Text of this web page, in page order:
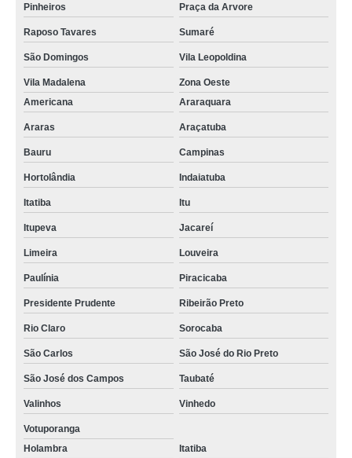
Pinheiros Praça da Arvore
Raposo Tavares Sumaré
São Domingos Vila Leopoldina
Vila Madalena
Zona Oeste
Americana
Araraquara
Araras Araçatuba
Bauru Campinas
Hortolândia Indaiatuba
Itatiba Itu
Itupeva Jacareí
Limeira Louveira
Paulínia Piracicaba
Presidente Prudente Ribeirão Preto
Rio Claro Sorocaba
São Carlos São José do Rio Preto
São José dos Campos Taubaté
Valinhos Vinhedo
Votuporanga
Holambra
Itatiba